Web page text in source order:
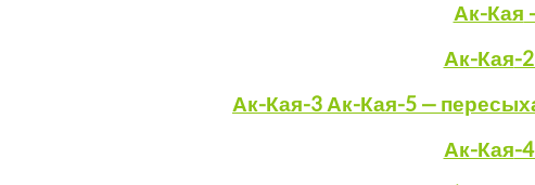
Ак-Кая
Ак-Кая-
Ак-Кая-3 Ак-Кая-5 —
Ак-Кая-